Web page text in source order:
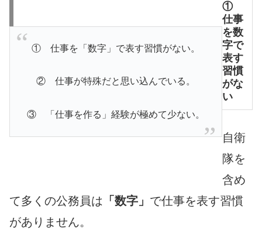
① 仕事を「数字」で表す習慣がない。
② 仕事が特殊だと思い込んでいる。
③ 「仕事を作る」経験が極めて少ない。
①
仕事
を数
字で
表す
習慣
がな
い
自衛
隊を
含め
て多くの公務員は 「数字」 で仕事を表す習慣
がありません。